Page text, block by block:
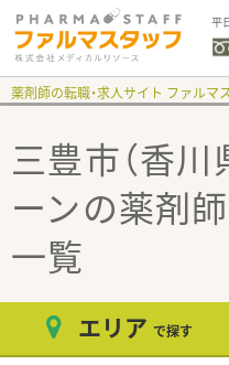
平
薬剤師の転職・求人サイト ファルマ
三豊市（香川
ーンの薬剤
一覧
エリア で探す